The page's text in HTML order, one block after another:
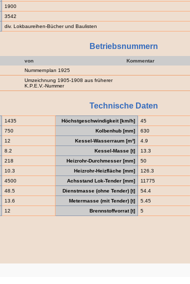
1900
3542
div. Lokbaureihen-Bücher und Baulisten
Betriebsnummern
von Kommentar
Nummernplan 1925
Umzeichnung 1905-1908 aus früherer
K.P.E.V.-Nummer
Technische Daten
1435 Höchstgeschwindigkeit [km/h] 45
750 Kolbenhub [mm] 630
12 Kessel-Wasserraum [m³] 4.9
8.2 Kessel-Masse [t] 13.3
218 Heizrohr-Durchmesser [mm] 50
10.3 Heizrohr-Heizfläche [mm] 126.3
4500 Achsstand Lok-Tender [mm] 11775
48.5 Dienstmasse (ohne Tender) [t] 54.4
13.6 Metermasse (mit Tender) [t] 5.45
12 Brennstoffvorrat [t] 5